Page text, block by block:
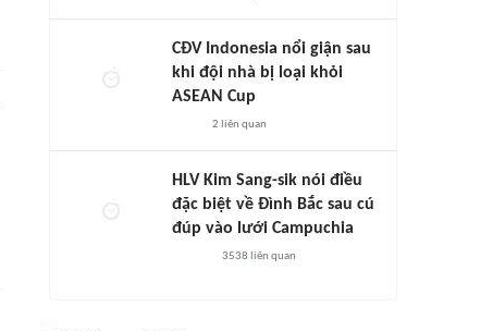
CĐV Indonesia nổi giận sau
khi đội nhà bị loại khỏi
ASEAN Cup
2 liên quan
HLV Kim Sang-sik nói điều
đặc biệt về Đình Bắc sau cú
đúp vào lưới Campuchia
3538 liên quan